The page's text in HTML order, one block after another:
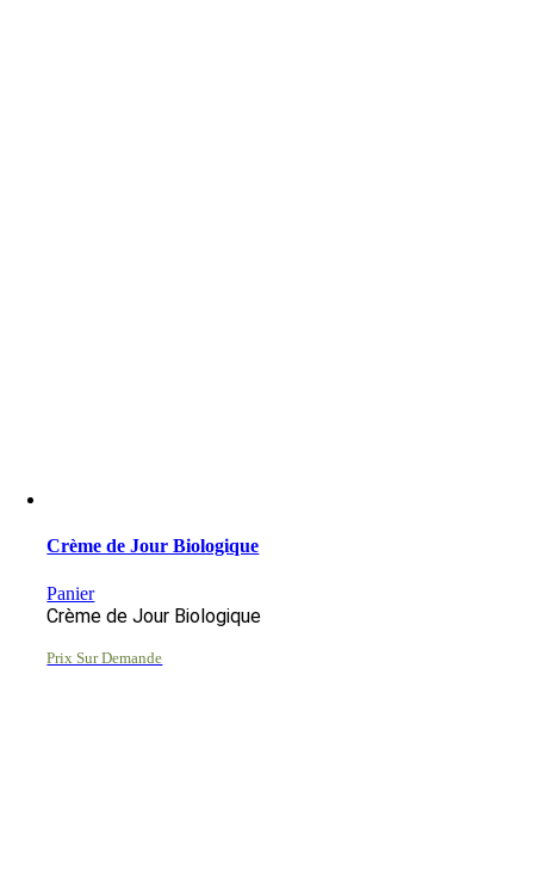
Crème de Jour Biologique
Panier
Crème de Jour Biologique
Prix Sur Demande